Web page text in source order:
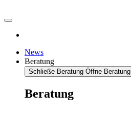
News
Beratung
Schließe Beratung Öffne Beratung
Beratung